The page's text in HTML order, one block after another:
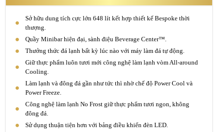
Sở hữu dung tích cực lớn 648 lít kết hợp thiết kế Bespoke thời
thượng.
Quầy Minibar hiện đại, sành điệu Beverage Center™.
Thưởng thức đá lạnh bất kỳ lúc nào với máy làm đá tự động.
Giữ thực phẩm luôn tươi mới công nghệ làm lạnh vòm All-around
Cooling.
Làm lạnh và đông đá gần như tức thì nhờ chế độ Power Cool và
Power Freeze.
Công nghệ làm lạnh No Frost giữ thực phẩm tươi ngon, không
đông đá.
Sử dụng thuận tiện hơn với bảng điều khiển đèn LED.